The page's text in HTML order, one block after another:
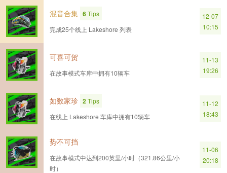
混音合集 6Tips
完成25个线上 Lakeshore 列表
12-07
10:15
可喜可贺
在故事模式车库中拥有10辆车
11-13
19:26
如数家珍 2Tips
在线上 Lakeshore 车库中拥有10辆车
11-12
18:43
势不可挡
在故事模式中达到200英里/小时（321.86公里/小
时）
11-06
20:18